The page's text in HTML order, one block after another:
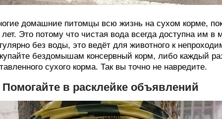
домашние питомцы всю жизнь на сухом корме,
лет. Это потому что чистая вода всегда доступна им
без воды, это ведёт для животного к
бездомышам консервный корм, либо каждый
сухого корма. Так вы точно не навредите.
Помогайте в расклейке объявлений